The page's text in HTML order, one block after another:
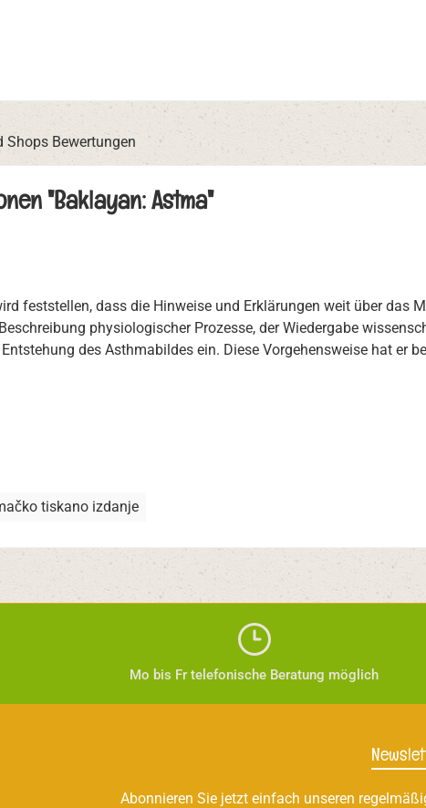
Shops Bewertungen
"Baklayan: Astma"
feststellen, dass die Hinweise und Erklärungen weit über
physiologischer Prozesse, der Wiedergabe
des Asthmabildes ein. Diese Vorgehensweise hat er
tiskano izdanje
Mo bis Fr telefonische Beratung möglich
Abonnieren Sie jetzt einfach unseren